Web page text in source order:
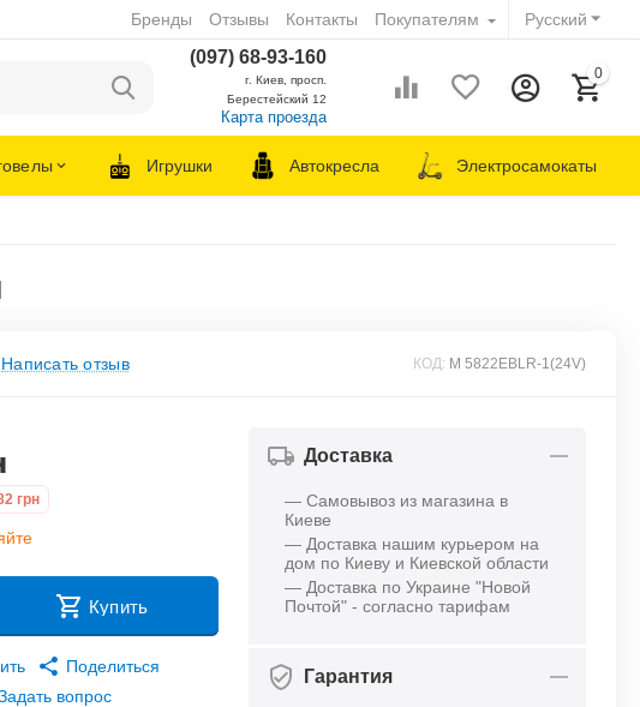
Русский
Бренды Отзывы Контакты Покупателям
(097) 68-93-160
г. Киев, просп.
Берестейский 12
Карта проезда
0
Игрушки Автокресла Электросамокаты
Написать отзыв КОД: M 5822EBLR-1(24V)
грн
Купить
Поделиться
вопрос
Доставка
— Самовывоз из магазина в
Киеве
— Доставка нашим курьером на
дом по Киеву и Киевской области
— Доставка по Украине "Новой
Почтой" - согласно тарифам
Гарантия